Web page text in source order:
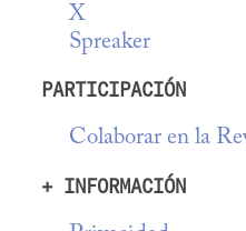
X
Spreaker
PARTICIPACIÓN
Colaborar en la
+ INFORMACIÓN